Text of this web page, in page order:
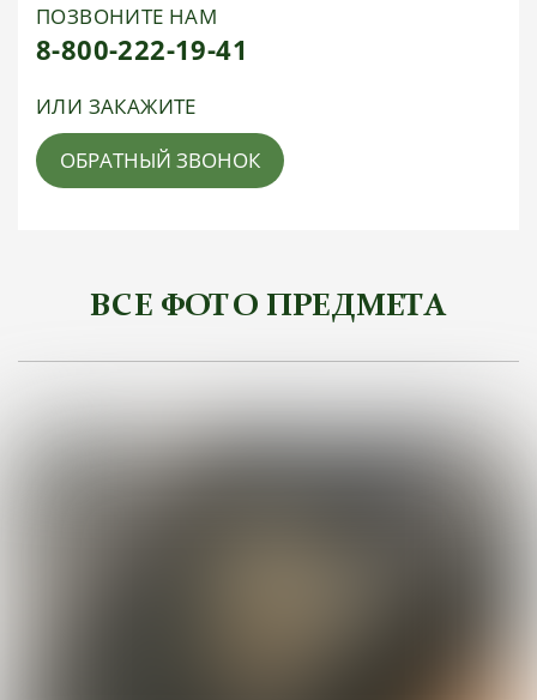
ПОЗВОНИТЕ НАМ
8-800-222-19-41
ИЛИ ЗАКАЖИТЕ
ОБРАТНЫЙ ЗВОНОК
ВСЕ ФОТО ПРЕДМЕТА